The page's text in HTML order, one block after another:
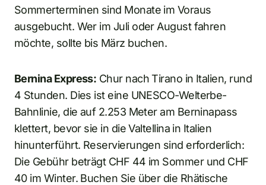
Sommerterminen sind Monate im Voraus
ausgebucht. Wer im Juli oder August fahren
möchte, sollte bis März buchen.
Bernina Express: Chur nach Tirano in Italien, rund
4 Stunden. Dies ist eine UNESCO-Welterbe-
Bahnlinie, die auf 2.253 Meter am Berninapass
klettert, bevor sie in die Valtellina in Italien
hinunterführt. Reservierungen sind erforderlich:
Die Gebühr beträgt CHF 44 im Sommer und CHF
40 im Winter. Buchen Sie über die Rhätische